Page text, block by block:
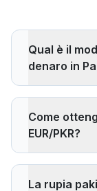
Qual è il
denaro in
verso il
economici al
del 3% fissato
Come
EUR/PKR?
La rupia